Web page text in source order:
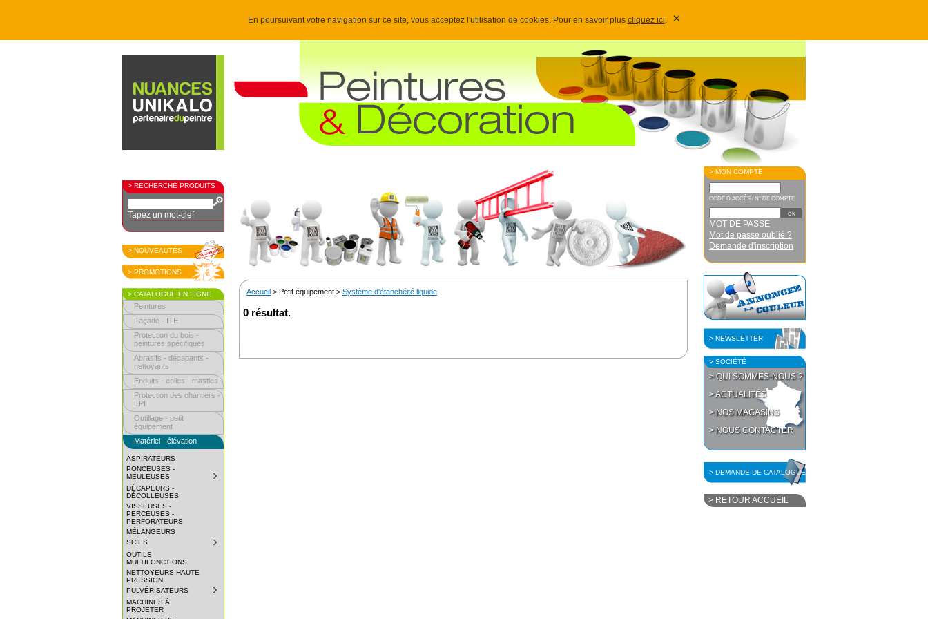
En poursuivant votre navigation sur ce site, vous acceptez l'utilisation de cookies. Pour en savoir plus cliquez ici. ×
> RECHERCHE PRODUITS
Tapez un mot-clef
> NOUVEAUTÉS
> PROMOTIONS
> CATALOGUE EN LIGNE
Peintures
Façade - ITE
Protection du bois -
peintures spécifiques
Abrasifs - décapants -
nettoyants
Enduits - colles - mastics
Protection des chantiers -
EPI
Outillage - petit
équipement
Matériel - élévation
ASPIRATEURS
PONCEUSES -
MEULEUSES
DÉCAPEURS -
DÉCOLLEUSES
VISSEUSES -
PERCEUSES -
PERFORATEURS
MÉLANGEURS
SCIES
OUTILS
MULTIFONCTIONS
NETTOYEURS HAUTE
PRESSION
PULVÉRISATEURS
MACHINES À
PROJETER
Accueil > Petit équipement > Système d'étanchéité liquide
0 résultat.
> MON COMPTE
CODE D'ACCÈS / N° DE COMPTE
MOT DE PASSE
Mot de passe oublié ?
Demande d'inscription
> NEWSLETTER
> SOCIÉTÉ
> QUI SOMMES-NOUS ?
> ACTUALITÉS
> NOS MAGASINS
> NOUS CONTACTER
> DEMANDE DE CATALOGUE
> RETOUR ACCUEIL